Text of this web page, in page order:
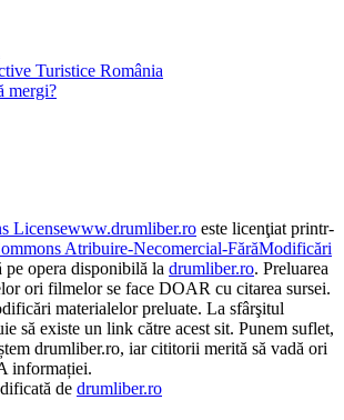
Turistice România
mergi?
www.drumliber.ro este licenţiat printr-
Atribuire-Necomercial-FărăModificări
pe opera disponibilă la drumliber.ro. Preluarea
ori filmelor se face DOAR cu citarea sursei.
materialelor preluate. La sfârşitul
să existe un link către acest sit. Punem suflet,
drumliber.ro, iar cititorii merită să vadă ori
informației.
de drumliber.ro